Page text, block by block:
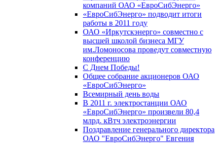
компаний ОАО «ЕвроСибЭнерго»
«ЕвроСибЭнерго» подводит итоги
работы в 2011 году
ОАО «Иркутскэнерго» совместно с
высшей школой бизнеса МГУ
им.Ломоносова проведут совместную
конференцию
С Днем Победы!
Общее собрание акционеров ОАО
«ЕвроСибЭнерго»
Всемирный день воды
В 2011 г. электростанции ОАО
«ЕвроСибЭнерго» произвели 80,4
млрд. кВтч электроэнергии
Поздравление генерального директора
ОАО "ЕвроСибЭнерго" Евгения